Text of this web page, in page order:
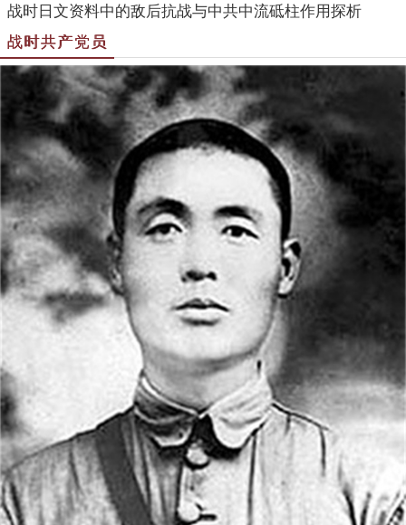
战时日文资料中的敌后抗战与中共中流砥柱作用探析
战时共产党员